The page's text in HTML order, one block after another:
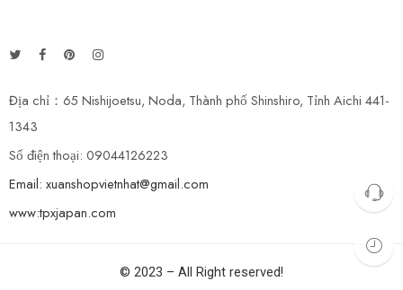
Địa chỉ：65 Nishijoetsu, Noda, Thành phố Shinshiro, Tỉnh Aichi 441-
1343
Số điện thoại: 09044126223
Email: xuanshopvietnhat@gmail.com
www:tpxjapan.com
© 2023 – All Right reserved!